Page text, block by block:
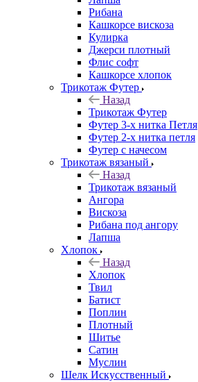
Рибана
Кашкорсе вискоза
Кулирка
Джерси плотный
Флис софт
Кашкорсе хлопок
Трикотаж Футер
Назад
Трикотаж Футер
Футер 3-х нитка Петля
Футер 2-х нитка петля
Футер с начесом
Трикотаж вязаный
Назад
Трикотаж вязаный
Ангора
Вискоза
Рибана под ангору
Лапша
Хлопок
Назад
Хлопок
Твил
Батист
Поплин
Плотный
Шитье
Сатин
Муслин
Шелк Искусственный